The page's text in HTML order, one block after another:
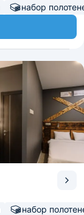
набор
набор